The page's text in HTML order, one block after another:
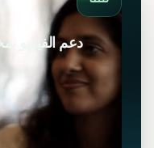
دعم الفيديو